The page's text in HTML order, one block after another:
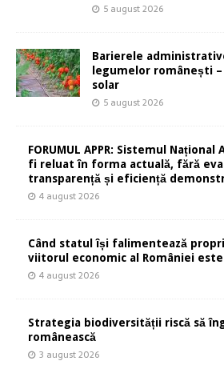
5 august 2026
Barierele
legumelor românești
solar
5 august 2026
FORUMUL APPR: Sistemul
fi reluat în forma actuală, fără
transparență și eficiență
4 august 2026
Când statul își falimentează
viitorul economic al României
4 august 2026
Strategia biodiversității riscă să
românească
3 august 2026